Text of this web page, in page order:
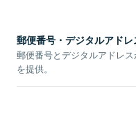
郵便番号・デジタルアド
郵便番号とデジタルアドレ
を提供。